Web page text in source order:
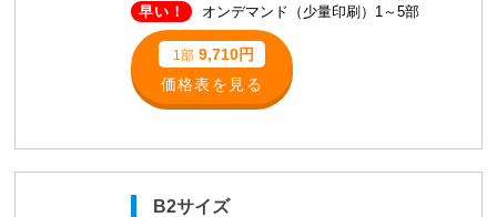
早い！ オンデマンド（少量印刷）1～5部
1部9,710円
価格表を見る
B2サイズ